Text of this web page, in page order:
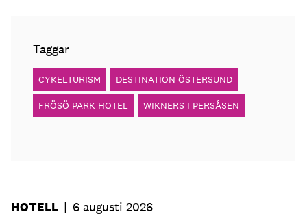
Taggar
CYKELTURISM DESTINATION ÖSTERSUND
FRÖSÖ PARK HOTEL WIKNERS I PERSÅSEN
HOTELL | 6 augusti 2026